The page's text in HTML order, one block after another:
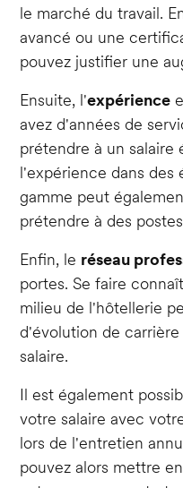
le marché du travail.
avancé ou une
pouvez justifier une
Ensuite, l'expérience
avez d'années de
prétendre à un salaire
l'expérience dans des
gamme peut
prétendre à des
Enfin, le réseau
portes. Se faire
milieu de l'hôtellerie
d'évolution de
salaire.
Il est également
votre salaire avec
lors de l'entretien
pouvez alors mettre